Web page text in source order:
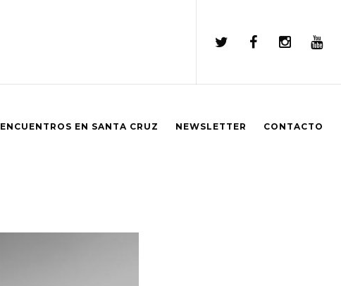
ENCUENTROS EN SANTA CRUZ NEWSLETTER CONTACTO